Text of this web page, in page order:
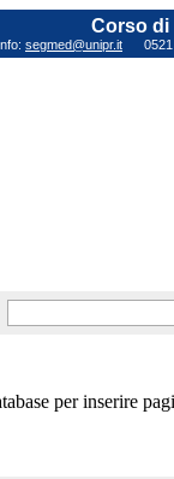
Corso di
segmed@unipr.it
per inserire